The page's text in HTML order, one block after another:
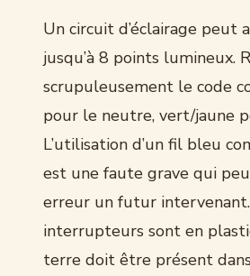
Un circuit d’éclairage peut
jusqu’à 8 points lumineux.
scrupuleusement le code
pour le neutre, vert/jaune
L’utilisation d’un fil bleu
est une faute grave qui
erreur un futur
interrupteurs sont en
terre doit être présent